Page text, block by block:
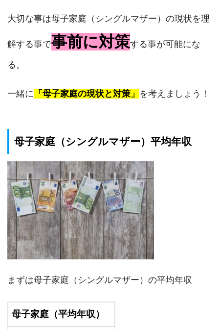
大切な事は母子家庭（シングルマザー）の現状を理
解する事で事前に対策する事が可能にな
る。
一緒に 「母子家庭の現状と対策」 を考えましょう！
母子家庭（シングルマザー）平均年収
まずは母子家庭（シングルマザー）の平均年収
母子家庭（平均年収）